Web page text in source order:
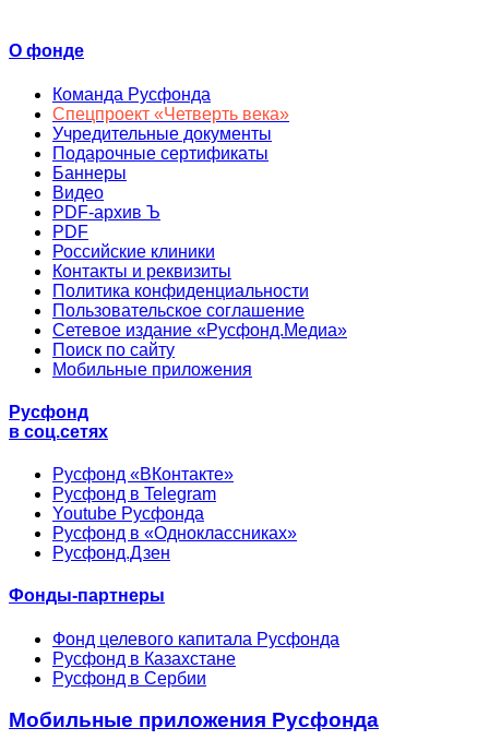
О фонде
Команда Русфонда
Спецпроект «Четверть века»
Учредительные документы
Подарочные сертификаты
Баннеры
Видео
PDF-архив Ъ
PDF
Российские клиники
Контакты и реквизиты
Политика конфиденциальности
Пользовательское соглашение
Сетевое издание «Русфонд.Медиа»
Поиск по сайту
Мобильные приложения
Русфонд
в соц.сетях
Русфонд «ВКонтакте»
Русфонд в Telegram
Youtube Русфонда
Русфонд в «Одноклассниках»
Русфонд.Дзен
Фонды-партнеры
Фонд целевого капитала Русфонда
Русфонд в Казахстане
Русфонд в Сербии
Мобильные приложения Русфонда